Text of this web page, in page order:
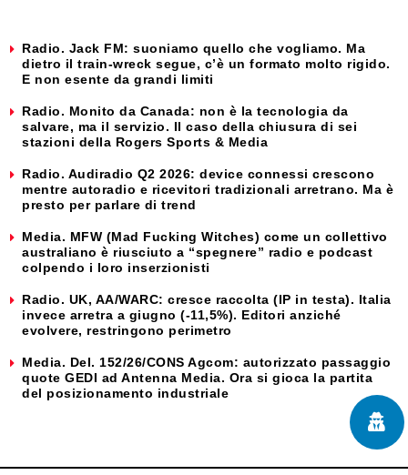
Radio. Jack FM: suoniamo quello che vogliamo. Ma
dietro il train-wreck segue, c’è un formato molto rigido.
E non esente da grandi limiti
Radio. Monito da Canada: non è la tecnologia da
salvare, ma il servizio. Il caso della chiusura di sei
stazioni della Rogers Sports & Media
Radio. Audiradio Q2 2026: device connessi crescono
mentre autoradio e ricevitori tradizionali arretrano. Ma è
presto per parlare di trend
Media. MFW (Mad Fucking Witches) come un collettivo
australiano è riusciuto a “spegnere” radio e podcast
colpendo i loro inserzionisti
Radio. UK, AA/WARC: cresce raccolta (IP in testa). Italia
invece arretra a giugno (-11,5%). Editori anziché
evolvere, restringono perimetro
Media. Del. 152/26/CONS Agcom: autorizzato passaggio
quote GEDI ad Antenna Media. Ora si gioca la partita
del posizionamento industriale